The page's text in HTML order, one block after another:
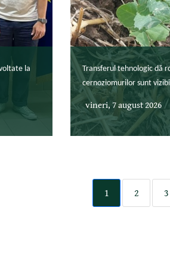
la
Transferul tehnologic dă
cernoziomurilor sunt
vineri, 7 august 2026
1 2 3